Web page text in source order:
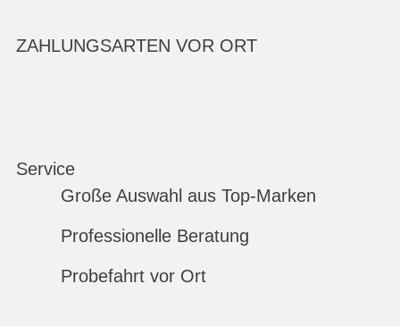
ZAHLUNGSARTEN VOR ORT
Service
Große Auswahl aus Top-Marken
Professionelle Beratung
Probefahrt vor Ort